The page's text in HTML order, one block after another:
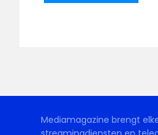
Mediamagazine brengt